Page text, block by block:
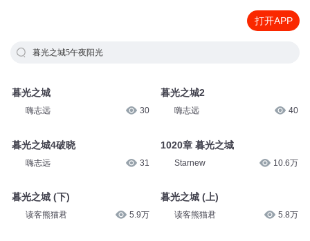
打开APP
暮光之城5午夜阳光
暮光之城
嗨志远 30
暮光之城4破晓
嗨志远 31
暮光之城 (下)
读客熊猫君 5.9万
暮光之城2
嗨志远 40
1020章 暮光之城
Starnew 10.6万
暮光之城 (上)
读客熊猫君 5.8万